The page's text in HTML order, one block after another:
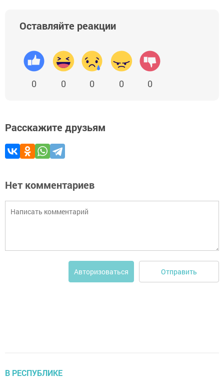
Оставляйте реакции
0 0 0 0 0
Расскажите друзьям
Нет комментариев
Авторизоваться Отправить
В РЕСПУБЛИКЕ